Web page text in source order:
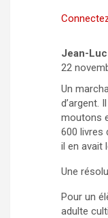
Jean-Luc
22
Un
d’argent.
moutons
600 livres
il en avait
Une
Pour un
adulte